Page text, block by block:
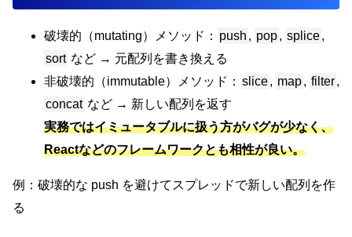
破壊的（mutating）メソッド： push , pop, splice,
sort など → 元配列を書き換える
非破壊的（immutable）メソッド： slice, map, filter,
concat など → 新しい配列を返す
実務ではイミュータブルに扱う方がバグが少なく、
Reactなどのフレームワークとも相性が良い。
例：破壊的な push を避けてスプレッドで新しい配列を作
る